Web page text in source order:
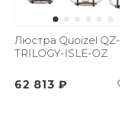
Люстра Quoizel QZ-
TRILOGY-ISLE-OZ
62 813 ₽